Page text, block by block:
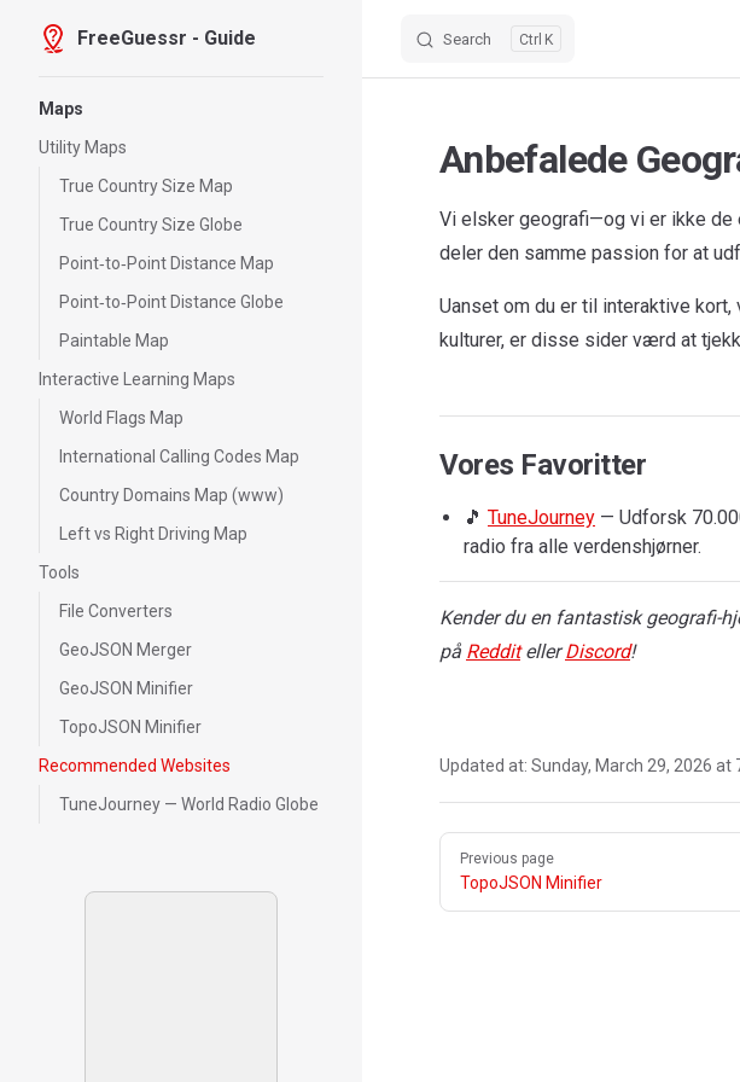
Skip to content
FreeGuessr - Guide Search K
Maps
Utility Maps
True Country Size Map
True Country Size Globe
Point‑to‑Point Distance Map
Point‑to‑Point Distance Globe
Paintable Map
Interactive Learning Maps
World Flags Map
International Calling Codes Map
Country Domains Map (www)
Left vs Right Driving Map
Tools
File Converters
GeoJSON Merger
GeoJSON Minifier
TopoJSON Minifier
Recommended Websites
TuneJourney — World Radio Globe
Anbefalede
Vi elsker geografi—og vi er ikke de
deler den samme passion for at
Uanset om du er til interaktive
kulturer, er disse sider værd at
Vores Favoritter
🎵 TuneJourney — Udforsk
radio fra alle verdenshjørner.
Kender du en fantastisk geografi-
på RedditellerDiscord!
Updated at: Sunday, March 29, 2026 at
Pager
Previous page
TopoJSON Minifier